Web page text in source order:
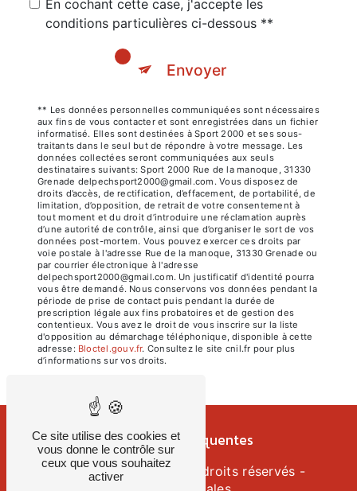
En cochant cette case, j'accepte les
conditions particulières ci-dessous **
Envoyer
** Les données personnelles communiquées sont nécessaires
aux fins de vous contacter et sont enregistrées dans un fichier
informatisé. Elles sont destinées à Sport 2000 et ses sous-
traitants dans le seul but de répondre à votre message. Les
données collectées seront communiquées aux seuls
destinataires suivants: Sport 2000 Rue de la manoque, 31330
Grenade delpechsport2000@gmail.com. Vous disposez de
droits d’accès, de rectification, d’effacement, de portabilité, de
limitation, d’opposition, de retrait de votre consentement à
tout moment et du droit d’introduire une réclamation auprès
d’une autorité de contrôle, ainsi que d’organiser le sort de vos
données post-mortem. Vous pouvez exercer ces droits par
voie postale à l'adresse Rue de la manoque, 31330 Grenade ou
par courrier électronique à l'adresse
delpechsport2000@gmail.com. Un justificatif d'identité pourra
vous être demandé. Nous conservons vos données pendant la
période de prise de contact puis pendant la durée de
prescription légale aux fins probatoires et de gestion des
contentieux. Vous avez le droit de vous inscrire sur la liste
d'opposition au démarchage téléphonique, disponible à cette
adresse:
Bloctel.gouv.fr. Consultez le site cnil.fr pour plus
d’informations sur vos droits.
Recherches fréquentes
©Vistalid- 2026 - Tous droits réservés -
Ce site utilise des cookies et
vous donne le contrôle sur
ceux que vous souhaitez
activer